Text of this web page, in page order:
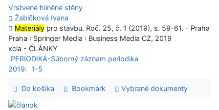
Vrstvené hliněné stěny
Žabičková Ivana
Materiály pro stavbu. Roč. 25, č. 1 (2019), s. 59-61. - Praha
Praha : Springer Media : Business Media CZ, 2019
xcla - ČLÁNKY
PERIODIKÁ-Súborný záznam periodika
2019:
1-5
Do košíka Bookmark Vybrané dokumenty